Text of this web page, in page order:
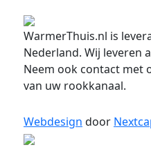
WarmerThuis.nl is
Nederland. Wij leveren
Neem ook contact met
van uw rookkanaal.
Webdesign door